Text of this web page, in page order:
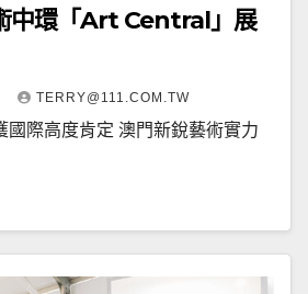
中環「Art Central」展
TERRY@111.COM.TW
國際高度肯定 澳門新銳藝術實力